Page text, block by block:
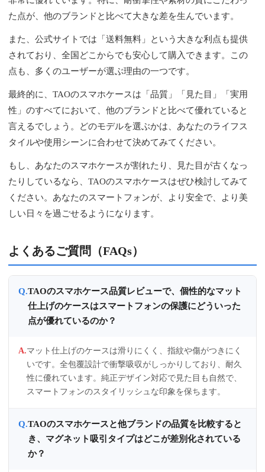
た点が、他のブランドと比べて大きな差を生んでいます。
また、公式サイトでは「送料無料」という大きな利点も提供
されており、全国どこからでも安心して購入できます。この
点も、多くのユーザーが選ぶ理由の一つです。
最終的に、TAOのスマホケースは「品質」「見た目」「実用
性」のすべてにおいて、他のブランドと比べて優れていると
言えるでしょう。どのモデルを選ぶかは、あなたのライフス
タイルや使用シーンに合わせて決めてみてください。
もし、あなたのスマホケースが割れたり、見た目が古くなっ
たりしているなら、TAOのスマホケースはぜひ検討してみて
ください。あなたのスマートフォンが、より安全で、より美
しい日々を過ごせるようになります。
よくあるご質問（FAQs）
TAOのスマホケース品質レビューで、個性的なマット
仕上げのケースはスマートフォンの保護にどういった
点が優れているのか？
マット仕上げのケースは滑りにくく、指紋や傷がつきにく
いです。全包覆設計で衝撃吸収がしっかりしており、耐久
性に優れています。純正デザイン対応で見た目も自然で、
スマートフォンのスタイリッシュな印象を保ちます。
TAOのスマホケースと他ブランドの品質を比較すると
き、マグネット吸引タイプはどこが差別化されている
か？